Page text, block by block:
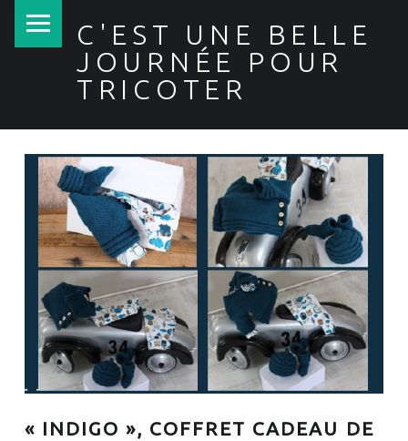
C'EST UNE BELLE
JOURNÉE POUR
TRICOTER
« INDIGO », COFFRET CADEAU DE